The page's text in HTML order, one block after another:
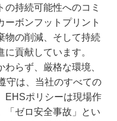
持続可能性へのコミ
ーボンフットプリント
物の削減、そして持続
貢献しています。
らず、厳格な環境、
守は、当社のすべての
EHSポリシーは現場作
「ゼロ安全事故」とい